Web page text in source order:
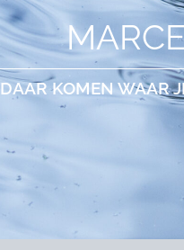
DAAR KOMEN WAAR